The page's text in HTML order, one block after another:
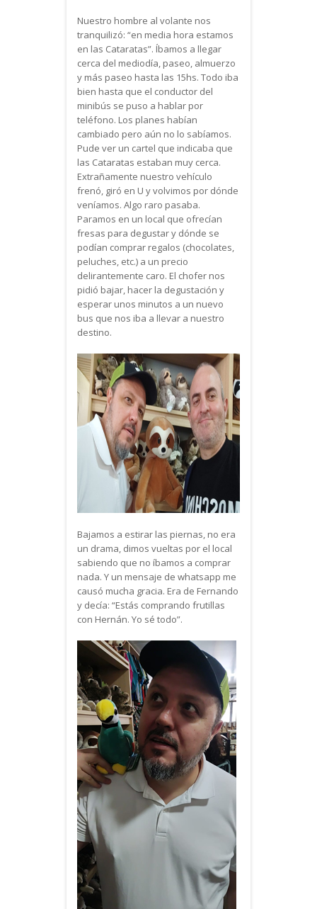
Nuestro hombre al volante nos
tranquilizó: “en media hora estamos
en las Cataratas”. Íbamos a llegar
cerca del mediodía, paseo, almuerzo
y más paseo hasta las 15hs. Todo iba
bien hasta que el conductor del
minibús se puso a hablar por
teléfono. Los planes habían
cambiado pero aún no lo sabíamos.
Pude ver un cartel que indicaba que
las Cataratas estaban muy cerca.
Extrañamente nuestro vehículo
frenó, giró en U y volvimos por dónde
veníamos. Algo raro pasaba.
Paramos en un local que ofrecían
fresas para degustar y dónde se
podían comprar regalos (chocolates,
peluches, etc.) a un precio
delirantemente caro. El chofer nos
pidió bajar, hacer la degustación y
esperar unos minutos a un nuevo
bus que nos iba a llevar a nuestro
destino.
Bajamos a estirar las piernas, no era
un drama, dimos vueltas por el local
sabiendo que no íbamos a comprar
nada. Y un mensaje de whatsapp me
causó mucha gracia. Era de Fernando
y decía: “Estás comprando frutillas
con Hernán. Yo sé todo”.